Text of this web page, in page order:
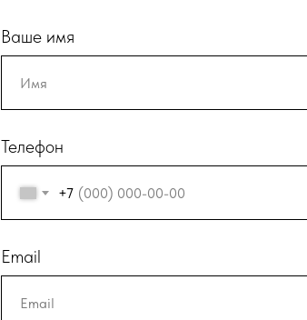
Ваше имя
Телефон
+7
Email